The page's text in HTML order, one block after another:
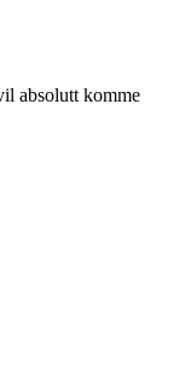
absolutt komme